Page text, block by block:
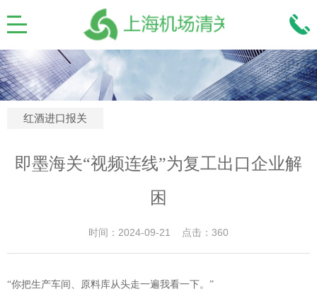
红酒进口报关
即墨海关“视频连线”为复工出口企业解
困
时间：2024-09-21 点击：360
“你把生产车间、原料库从头走一遍我看一下。”